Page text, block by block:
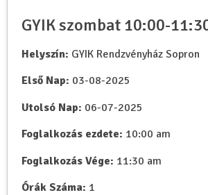
GYIK szombat 10:00-
Helyszín: GYIK Rendzvényház Sopron
Első Nap: 03-08-2025
Utolsó Nap: 06-07-2025
Foglalkozás ezdete: 10:00 am
Foglalkozás Vége: 11:30 am
Órák Száma: 1